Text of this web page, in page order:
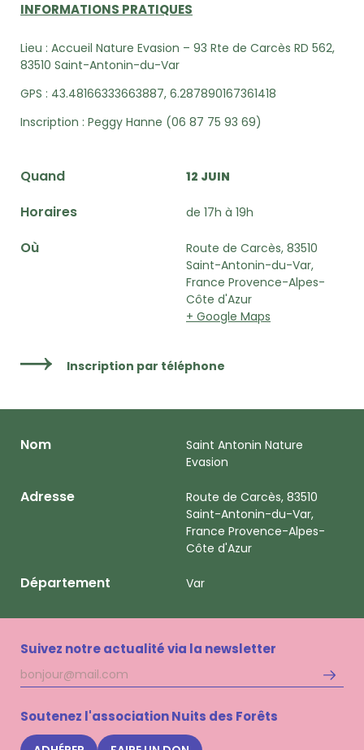
INFORMATIONS PRATIQUES
Lieu : Accueil Nature Evasion – 93 Rte de Carcès RD 562,
83510 Saint-Antonin-du-Var
GPS : 43.48166333663887, 6.287890167361418
Inscription : Peggy Hanne (06 87 75 93 69)
Quand 12 JUIN
Horaires de 17h à 19h
Où
Route de Carcès, 83510
Saint-Antonin-du-Var,
France Provence-Alpes-
Côte d'Azur
+ Google Maps
Inscription par téléphone
Nom
Saint Antonin Nature
Evasion
Adresse
Route de Carcès, 83510
Saint-Antonin-du-Var,
France Provence-Alpes-
Côte d'Azur
Département Var
Suivez notre actualité via la newsletter
Adresse
mail
Soutenez l'association Nuits des Forêts